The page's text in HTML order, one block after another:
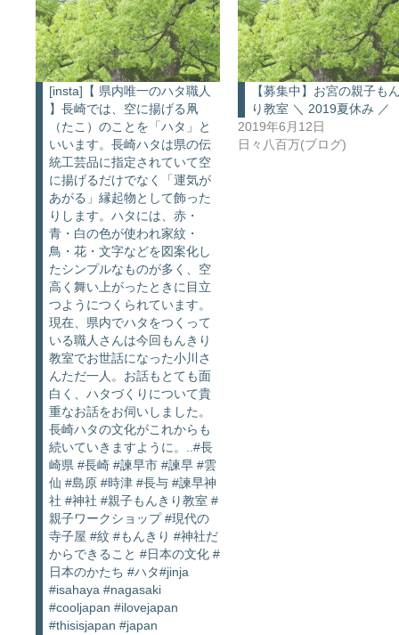
[insta]【 県内唯一のハタ職人
】長崎では、空に揚げる凧
（たこ）のことを「ハタ」と
いいます。長崎ハタは県の伝
統工芸品に指定されていて空
に揚げるだけでなく「運気が
あがる」縁起物として飾った
りします。ハタには、赤・
青・白の色が使われ家紋・
鳥・花・文字などを図案化し
たシンプルなものが多く、空
高く舞い上がったときに目立
つようにつくられています。
現在、県内でハタをつくって
いる職人さんは今回もんきり
教室でお世話になった小川さ
んただ一人。お話もとても面
白く、ハタづくりについて貴
重なお話をお伺いしました。
長崎ハタの文化がこれからも
続いていきますように。..#長
崎県 #長崎 #諫早市 #諫早 #雲
仙 #島原 #時津 #長与 #諫早神
社 #神社 #親子もんきり教室 #
親子ワークショップ #現代の
寺子屋 #紋 #もんきり #神社だ
からできること #日本の文化 #
日本のかたち #ハタ#jinja
#isahaya #nagasaki
#cooljapan #ilovejapan
#thisisjapan #japan
【募集中】お宮の親子も
り教室 ＼ 2019夏休み ／
2019年6月12日
日々八百万(ブログ)